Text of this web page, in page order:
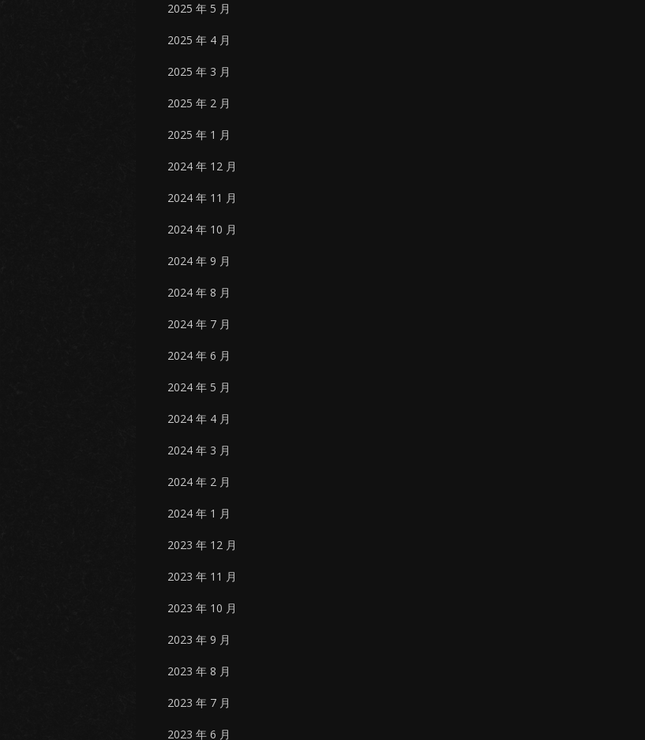
2025 年 5 月
2025 年 4 月
2025 年 3 月
2025 年 2 月
2025 年 1 月
2024 年 12 月
2024 年 11 月
2024 年 10 月
2024 年 9 月
2024 年 8 月
2024 年 7 月
2024 年 6 月
2024 年 5 月
2024 年 4 月
2024 年 3 月
2024 年 2 月
2024 年 1 月
2023 年 12 月
2023 年 11 月
2023 年 10 月
2023 年 9 月
2023 年 8 月
2023 年 7 月
2023 年 6 月